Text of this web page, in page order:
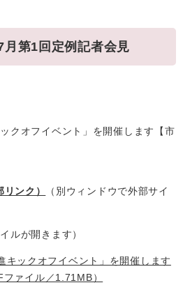
第1回定例記者会見
クオフイベント」を開催します【市
リンク）
（別ウィンドウで外部サイ
ルが開きます）
キックオフイベント」を開催します
ファイル／1.71MB）